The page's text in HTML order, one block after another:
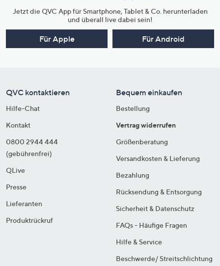
Jetzt die QVC App für Smartphone, Tablet & Co. herunterladen
und überall live dabei sein!
Für Apple Für Android
QVC kontaktieren
Hilfe-Chat
Kontakt
0800 2944 444
(gebührenfrei)
QLive
Presse
Lieferanten
Produktrückruf
Bequem einkaufen
Bestellung
Vertrag widerrufen
Größenberatung
Versandkosten & Lieferung
Bezahlung
Rücksendung & Entsorgung
Sicherheit & Datenschutz
FAQs - Häufige Fragen
Hilfe & Service
Beschwerde/ Streitschlichtung